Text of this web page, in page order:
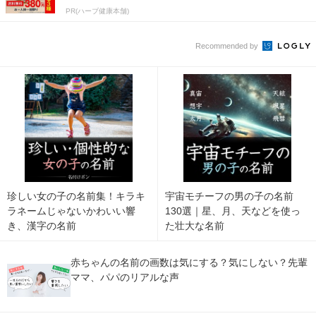
PR(ハーブ健康本舗)
Recommended by
珍しい女の子の名前集！キラキ
ラネームじゃないかわいい響
き、漢字の名前
宇宙モチーフの男の子の名前
130選｜星、月、天などを使っ
た壮大な名前
赤ちゃんの名前の画数は気にする？気にしない？先輩
ママ、パパのリアルな声